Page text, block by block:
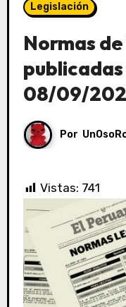
Legislación
Normas
publicadas
08/09/
Por
Vistas: 741